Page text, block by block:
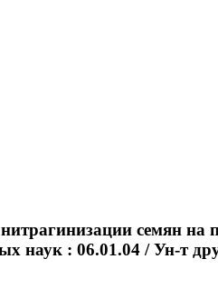
семян на
наук : 06.01.04 / Ун-